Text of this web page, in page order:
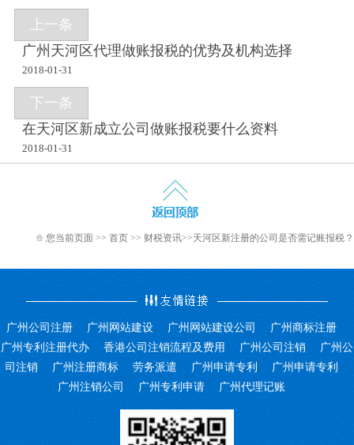
上一条
广州天河区代理做账报税的优势及机构选择
2018-01-31
下一条
在天河区新成立公司做账报税要什么资料
2018-01-31
您当前页面 >> 首页 >> 财税资讯>>天河区新注册的公司是否需记账报税？
广州公司注册 广州网站建设 广州网站建设公司
广州商标注册
广州专利注册代办
香港公司注销流程及费用 广州公司注销
广州公
司注销
广州注册商标 劳务派遣 广州申请专利
广州申请专利
广州注销公司
广州专利申请 广州代理记账